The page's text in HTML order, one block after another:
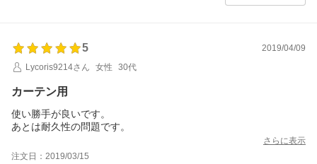
5
2019/04/09
Lycoris9214さん
女性 30代
カーテン用
使い勝手が良いです。
あとは耐久性の問題です。
さらに表示
注文日：2019/03/15